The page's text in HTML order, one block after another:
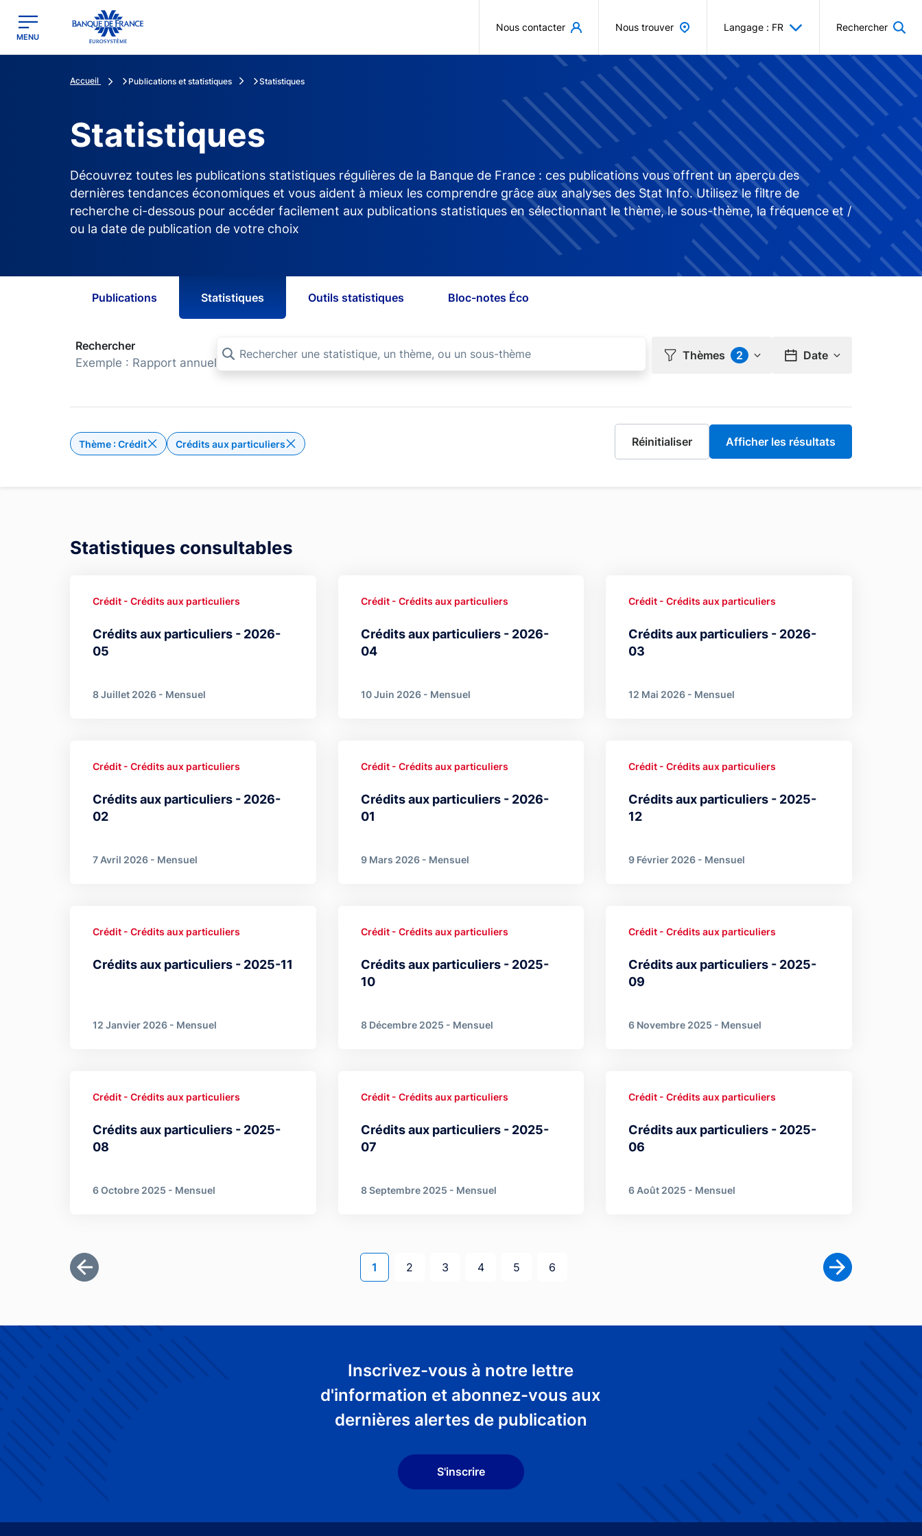
Banque de France - Menu Principal
MENU
Nous contacter Nous trouver Langage : FR Rechercher
Accueil Publications et statistiques Statistiques
Statistiques
Découvrez toutes les publications statistiques régulières de la Banque de France : ces publications vous offrent un aperçu des
dernières tendances économiques et vous aident à mieux les comprendre grâce aux analyses des Stat Info. Utilisez le filtre de
recherche ci-dessous pour accéder facilement aux publications statistiques en sélectionnant le thème, le sous-thème, la fréquence et /
ou la date de publication de votre choix
Publications Statistiques Outils statistiques Bloc-notes Éco
Rechercher
Exemple : Rapport annuel Thèmes 2 Date
Thème : CréditSupprimer le filtre Thème : Crédit
Crédits aux particuliers
Statistiques consultables
Crédits aux particuliers - 2026-
05
Crédit - Crédits aux particuliers
8 Juillet 2026 - Mensuel
Crédits aux particuliers - 2026-
04
Crédit - Crédits aux particuliers
10 Juin 2026 - Mensuel
Crédits aux particuliers - 2026-
03
Crédit - Crédits aux particuliers
12 Mai 2026 - Mensuel
Crédits aux particuliers - 2026-
02
Crédit - Crédits aux particuliers
7 Avril 2026 - Mensuel
Crédits aux particuliers - 2026-
01
Crédit - Crédits aux particuliers
9 Mars 2026 - Mensuel
Crédits aux particuliers - 2025-
12
Crédit - Crédits aux particuliers
9 Février 2026 - Mensuel
Crédits aux particuliers - 2025-11
Crédit - Crédits aux particuliers
12 Janvier 2026 - Mensuel
Crédits aux particuliers - 2025-
10
Crédit - Crédits aux particuliers
8 Décembre 2025 - Mensuel
Crédits aux particuliers - 2025-
09
Crédit - Crédits aux particuliers
6 Novembre 2025 - Mensuel
Crédits aux particuliers - 2025-
08
Crédit - Crédits aux particuliers
6 Octobre 2025 - Mensuel
Crédits aux particuliers - 2025-
07
Crédit - Crédits aux particuliers
8 Septembre 2025 - Mensuel
Crédits aux particuliers - 2025-
06
Crédit - Crédits aux particuliers
6 Août 2025 - Mensuel
Première page
Page courante
1 Page
2 Page
3 Page
4 Page
5 Page
6
Page suivante
Inscrivez-vous à notre lettre
d'information et abonnez-vous aux
dernières alertes de publication
S'inscrire